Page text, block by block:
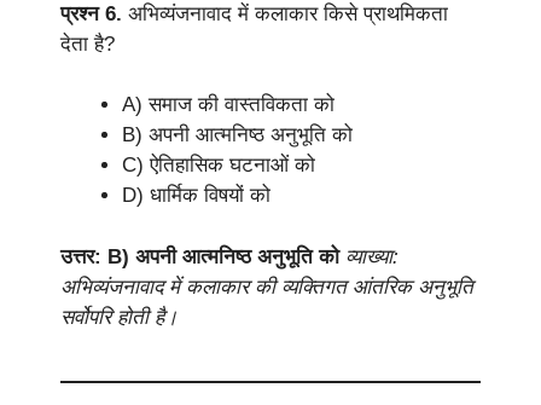
प्रश्न 6. अभिव्यंजनावाद में कलाकार किसे प्राथमिकता
देता है?
A) समाज की वास्तविकता को
B) अपनी आत्मनिष्ठ अनुभूति को
C) ऐतिहासिक घटनाओं को
D) धार्मिक विषयों को
उत्तर: B) अपनी आत्मनिष्ठ अनुभूति को व्याख्या:
अभिव्यंजनावाद में कलाकार की व्यक्तिगत आंतरिक अनुभूति
सर्वोपरि होती है।